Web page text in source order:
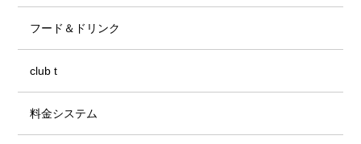
フード＆ドリンク
club t
料金システム